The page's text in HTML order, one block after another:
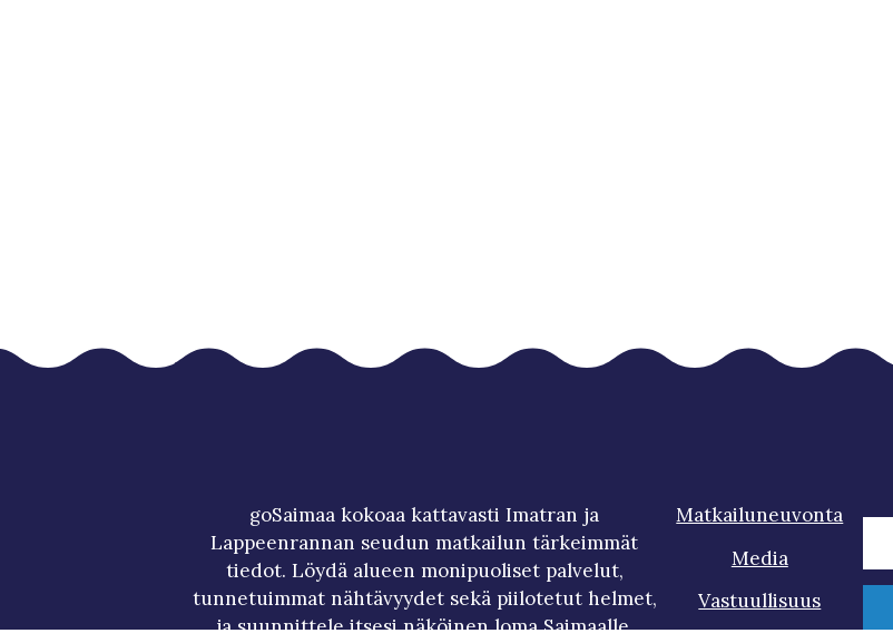
goSaimaa kokoaa kattavasti Imatran ja
Lappeenrannan seudun matkailun tärkeimmät
tiedot. Löydä alueen monipuoliset palvelut,
tunnetuimmat nähtävyydet sekä piilotetut helmet,
ja suunnittele itsesi näköinen loma Saimaalle.
Matkailuneuvonta
Media
Vastuullisuus